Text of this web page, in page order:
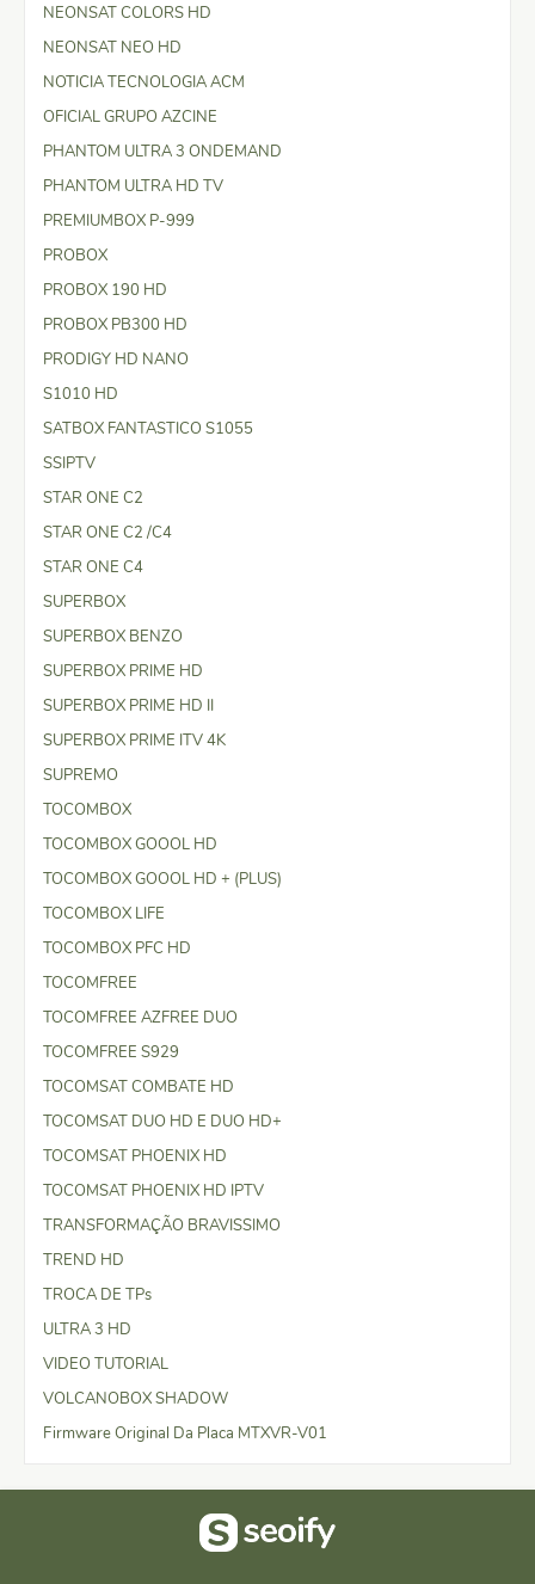
NEONSAT COLORS HD
NEONSAT NEO HD
NOTICIA TECNOLOGIA ACM
OFICIAL GRUPO AZCINE
PHANTOM ULTRA 3 ONDEMAND
PHANTOM ULTRA HD TV
PREMIUMBOX P-999
PROBOX
PROBOX 190 HD
PROBOX PB300 HD
PRODIGY HD NANO
S1010 HD
SATBOX FANTASTICO S1055
SSIPTV
STAR ONE C2
STAR ONE C2 /C4
STAR ONE C4
SUPERBOX
SUPERBOX BENZO
SUPERBOX PRIME HD
SUPERBOX PRIME HD II
SUPERBOX PRIME ITV 4K
SUPREMO
TOCOMBOX
TOCOMBOX GOOOL HD
TOCOMBOX GOOOL HD + (PLUS)
TOCOMBOX LIFE
TOCOMBOX PFC HD
TOCOMFREE
TOCOMFREE AZFREE DUO
TOCOMFREE S929
TOCOMSAT COMBATE HD
TOCOMSAT DUO HD E DUO HD+
TOCOMSAT PHOENIX HD
TOCOMSAT PHOENIX HD IPTV
TRANSFORMAÇÃO BRAVISSIMO
TREND HD
TROCA DE TPs
ULTRA 3 HD
VIDEO TUTORIAL
VOLCANOBOX SHADOW
Firmware Original Da Placa MTXVR-V01